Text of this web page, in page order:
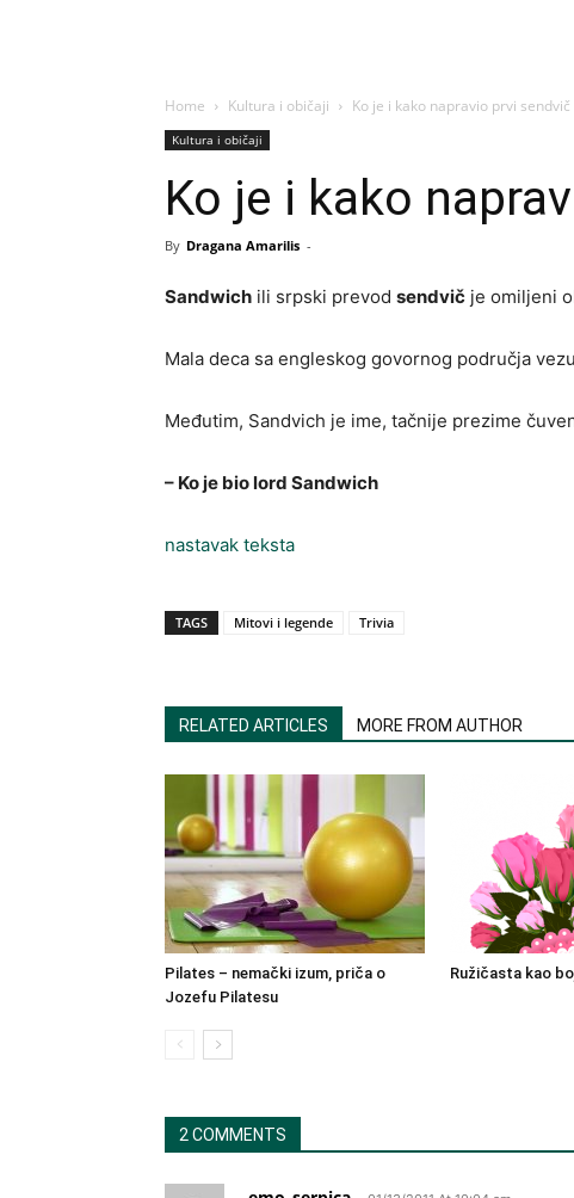
Home Kultura i običaji Ko je i kako napravio prvi sendvič
Kultura i običaji
Ko je i kako
By Dragana Amarilis -
Sandwich ili srpski prevod sendvič je omiljeni
Mala deca sa engleskog govornog područja
Međutim, Sandvich je ime, tačnije prezime
– Ko je bio lord Sandwich
nastavak teksta
TAGS Mitovi i legende Trivia
RELATED ARTICLES MORE FROM AUTHOR
Pilates – nemački izum, priča o
Jozefu Pilatesu
Ružičasta kao
2 COMMENTS